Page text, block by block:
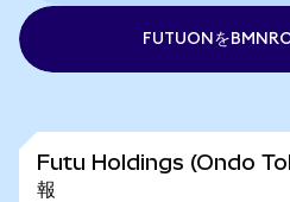
FUTUONを
Futu Holdings (Ondo
報